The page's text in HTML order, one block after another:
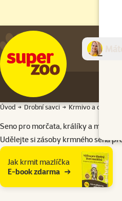
Úvod Drobní savci Krmivo a doplňky
Seno pro morčata, králíky a malé
Udělejte si zásoby krmného sena
Podkategorie
Jak krmit mazlíčka
E-book zdarma